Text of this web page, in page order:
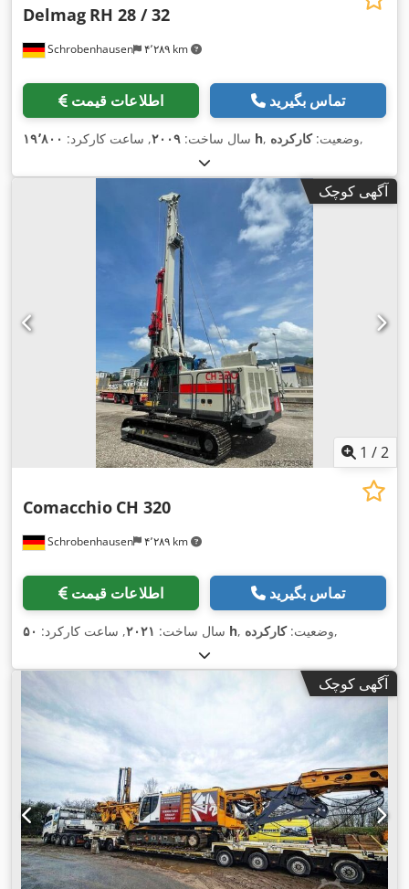
Schrobenhausen ۴٬۲۸۹ km
Delmag RH 28 / 32
اطلاعات قیمت تماس بگیرید
سال ساخت: ۲۰۰۹, ساعت کارکرد: ۱۹٬۸۰۰ h , وضعیت:کارکرده ,
آگهی کوچک
1 /2
Schrobenhausen ۴٬۲۸۹ km
Comacchio CH 320
اطلاعات قیمت تماس بگیرید
سال ساخت: ۲۰۲۱, ساعت کارکرد: ۵۰ h , وضعیت:کارکرده ,
آگهی کوچک